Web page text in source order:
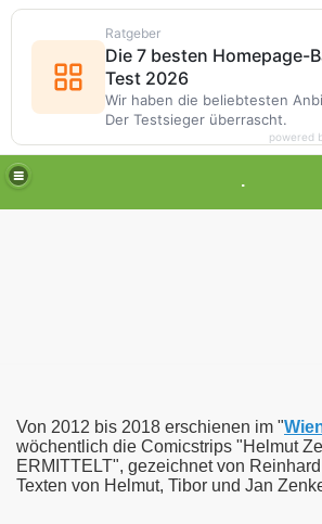
.
Von 2012 bis 2018 erschienen im "
wöchentlich die Comicstrips "Helmut
ERMITTELT", gezeichnet von
Texten von Helmut, Tibor und Jan
Ratgeber
Die 7 besten Homepage-
Test 2026
Wir haben die beliebtesten
Der Testsieger überrascht.
powered